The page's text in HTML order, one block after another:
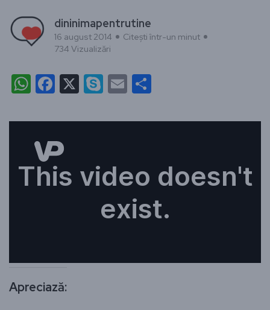
dininimapentrutine
16 august 2014
Citești într-un minut
734 Vizualizări
WhatsApp
Facebook
X Skype
Email
Apreciază: